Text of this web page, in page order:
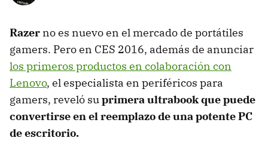
Razer no es nuevo en el mercado de portátiles
gamers. Pero en CES 2016, además de anunciar
los primeros productos en colaboración con
Lenovo, el especialista en periféricos para
gamers, reveló suprimera ultrabook que puede
convertirse en el reemplazo de una potente PC
de escritorio.